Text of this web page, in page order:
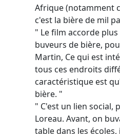
Afrique (notamment
c'est la bière de mil
" Le film accorde
buveurs de bière,
Martin, Ce qui est
tous ces endroits
caractéristique est
bière. "
" C'est un lien social,
Loreau. Avant, on
table dans les